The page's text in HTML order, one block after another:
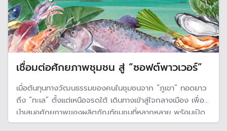
เชื่อมต่อศักยภาพชุมชน สู่ “ซอฟต์พาวเวอร์”
เมื่อต้นทุนทางวัฒนธรรมของคนในชุมชนจาก “ภูเขา” ทอดยาว
ถึง “ทะเล” ตั้งแต่เหนือจรดใต้ เดินทางเข้าสู่ใจกลางเมือง เพื่อ
นำเสนอศักยภาพของผลิตภัณฑ์ชุมชนที่หลากหลาย พร้อมเปิด
พื้นที่แลกเปลี่ยนและหาทางเชื่อมต่อเข้ากับแนวทางของ 11